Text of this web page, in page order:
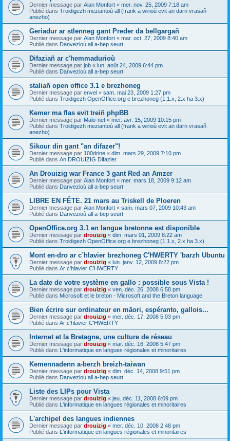
Dernier message par Alan Monfort « mer. nov. 25, 2009 7:18 am
Publié dans Troidigezh meziantoù all (frank a wirioù evit an darn vrasañ
anezho)
Geriadur ar stlenneg gant Preder da bellgargañ
Dernier message par Alan Monfort « mar. oct. 27, 2009 8:40 am
Publié dans Danvezioù all a-bep seurt
Difaziañ ar c'hemmadurioù
Dernier message par job « lun. août 24, 2009 6:44 pm
Publié dans Danvezioù all a-bep seurt
staliañ open office 3.1 e brezhoneg
Dernier message par envel « sam. mai 23, 2009 1:27 pm
Publié dans Troidigezh OpenOffice.org e brezhoneg (1.1.x, 2.x ha 3.x)
Kemer ma flas evit treiñ phpBB
Dernier message par Malo-net « mer. avr. 15, 2009 10:15 pm
Publié dans Troidigezh meziantoù all (frank a wirioù evit an darn vrasañ
anezho)
Sikour din gant "an difazer"!
Dernier message par 100drine « dim. mars 29, 2009 7:10 pm
Publié dans An DROUIZIG Difazier
An Drouizig war France 3 gant Red an Amzer
Dernier message par Alan Monfort « mer. mars 18, 2009 9:12 am
Publié dans Danvezioù all a-bep seurt
LIBRE EN FÊTE. 21 mars au Triskell de Ploeren
Dernier message par Alan Monfort « sam. mars 07, 2009 10:43 am
Publié dans Danvezioù all a-bep seurt
OpenOffice.org 3.1 en langue bretonne est disponible
Dernier message par drouizig « dim. mars 01, 2009 8:22 am
Publié dans Troidigezh OpenOffice.org e brezhoneg (1.1.x, 2.x ha 3.x)
Mont en-dro ar c´hlavier brezhoneg C'HWERTY 'barzh Ubuntu
Dernier message par drouizig « lun. janv. 12, 2009 8:22 pm
Publié dans Ar c'hlavier C'HWERTY
La date de votre système en gallo : possible sous Vista !
Dernier message par drouizig « ven. déc. 26, 2008 6:58 pm
Publié dans Microsoft et le breton - Microsoft and the Breton language
Bien écrire sur ordinateur en māori, espéranto, gallois...
Dernier message par drouizig « mer. déc. 17, 2008 5:03 pm
Publié dans Ar c'hlavier C'HWERTY
Internet et la Bretagne, une culture de réseau
Dernier message par drouizig « mar. déc. 16, 2008 5:47 pm
Publié dans L'informatique en langues régionales et minoritaires
Kemennadenn a-berzh breizh-taiwan
Dernier message par drouizig « dim. déc. 14, 2008 9:51 pm
Publié dans Danvezioù all a-bep seurt
Liste des LIPs pour Vista
Dernier message par drouizig « jeu. déc. 11, 2008 6:09 pm
Publié dans L'informatique en langues régionales et minoritaires
L'archipel des langues indiennes
Dernier message par drouizig « mer. déc. 10, 2008 2:48 pm
Publié dans L'informatique en langues régionales et minoritaires